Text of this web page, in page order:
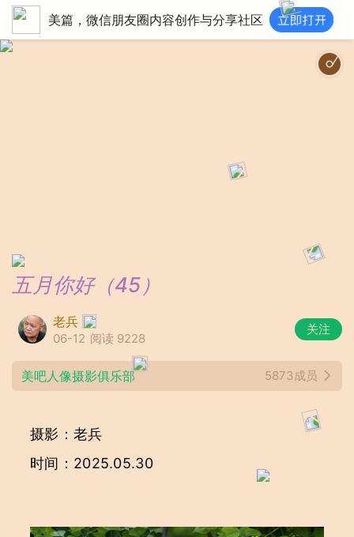
美篇，微信朋友圈内容创作与分享社区
五月你好（45）
老兵
06-12 阅读 9228
关注
美吧人像摄影俱乐部 5873成员
摄影：老兵
时间：2025.05.30